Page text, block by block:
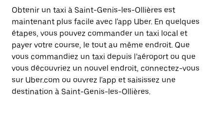
Obtenir un taxi à Saint-Genis-les-Ollières est
maintenant plus facile avec l'app Uber. En quelques
étapes, vous pouvez commander un taxi local et
payer votre course, le tout au même endroit. Que
vous commandiez un taxi depuis l’aéroport ou que
vous découvriez un nouvel endroit, connectez-vous
sur Uber.com ou ouvrez l'app et saisissez une
destination à Saint-Genis-les-Ollières.